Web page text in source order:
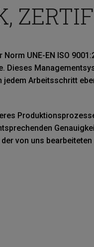
UNE-EN ISO
Arbeitsschritt
von uns